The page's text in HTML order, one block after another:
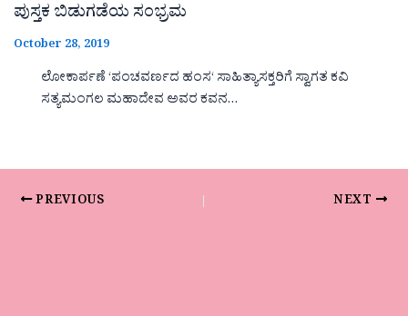
ಪುಸ್ತಕ ಬಿಡುಗಡೆಯ ಸಂಭ್ರಮ
October 28, 2019
ಲೋಕಾರ್ಪಣೆ ‘ಪಂಚವರ್ಣದ ಹಂಸ‘ ಸಾಹಿತ್ಯಾಸಕ್ತರಿಗೆ ಸ್ವಾಗತ ಕವಿ
ಸತ್ಯಮಂಗಲ ಮಹಾದೇವ ಅವರ ಕವನ…
PREVIOUS NEXT